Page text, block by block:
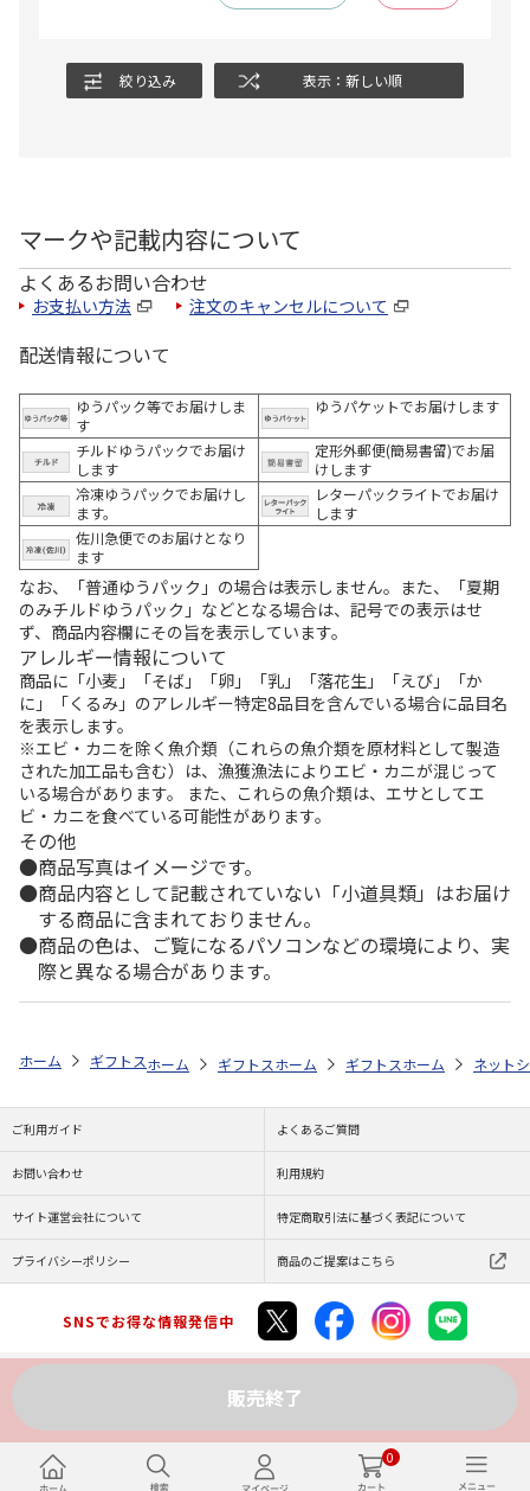
0
絞り込み 表示：新しい順
マークや記載内容について
よくあるお問い合わせ
お支払い方法 注文のキャンセルについて
配送情報について
ゆうパック等でお届けしま
す
ゆうパケットでお届けします
チルドゆうパックでお届け
します
定形外郵便(簡易書留)でお届
けします
冷凍ゆうパックでお届けし
ます。
レターパックライトでお届け
します
佐川急便でのお届けとなり
ます
なお、「普通ゆうパック」の場合は表示しません。また、「夏期
のみチルドゆうパック」などとなる場合は、記号での表示はせ
ず、商品内容欄にその旨を表示しています。
アレルギー情報について
商品に「小麦」「そば」「卵」「乳」「落花生」「えび」「か
に」「くるみ」のアレルギー特定8品目を含んでいる場合に品目名
を表示します。
※エビ・カニを除く魚介類（これらの魚介類を原材料として製造
された加工品も含む）は、漁獲漁法によりエビ・カニが混じって
いる場合があります。 また、これらの魚介類は、エサとしてエ
ビ・カニを食べている可能性があります。
その他
商品写真はイメージです。
商品内容として記載されていない「小道具類」はお届け
する商品に含まれておりません。
商品の色は、ご覧になるパソコンなどの環境により、実
際と異なる場合があります。
販売終了
ホーム ギフトストア お中元・夏ギフト特集 2026 おすすめ ご当地
ホーム ギフトストア お中元・夏ギフト特集 2026
ホーム ギフトストア お中元・
ホーム ネット
ご利用ガイド よくあるご質問
お問い合わせ 利用規約
サイト運営会社について 特定商取引法に基づく表記について
プライバシーポリシー 商品のご提案はこちら
SNSでお得な情報発信中